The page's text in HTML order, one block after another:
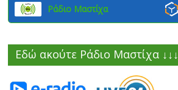
Ράδιο Μαστίχα
Εδώ ακούτε Ράδιο Μαστίχα ↓↓↓